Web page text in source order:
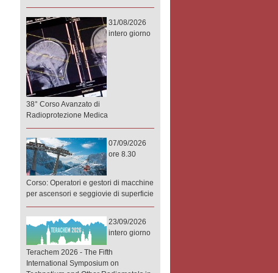
31/08/2026
intero giorno
38° Corso Avanzato di
Radioprotezione Medica
07/09/2026
ore 8.30
Corso: Operatori e gestori di macchine
per ascensori e seggiovie di superficie
23/09/2026
intero giorno
Terachem 2026 - The Fifth
International Symposium on